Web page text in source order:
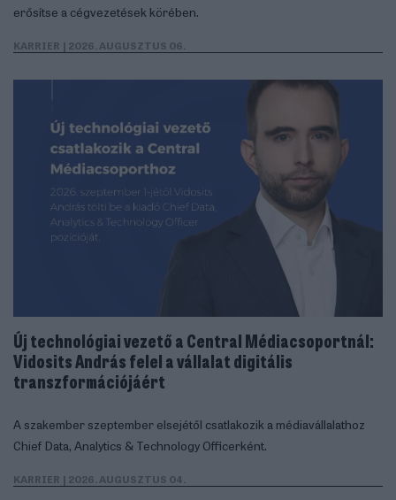
erősítse a cégvezetések körében.
KARRIER | 2026. AUGUSZTUS 06.
Új technológiai vezető a Central Médiacsoportnál:
Vidosits András felel a vállalat digitális
transzformációjáért
A szakember szeptember elsejétől csatlakozik a médiavállalathoz
Chief Data, Analytics & Technology Officerként.
KARRIER | 2026. AUGUSZTUS 04.